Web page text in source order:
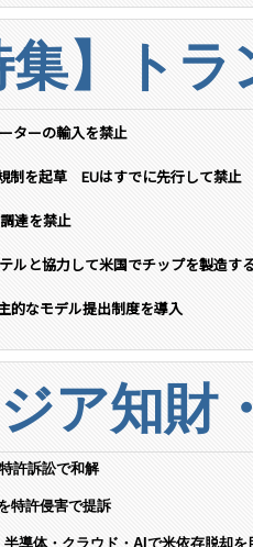
集】ト
ターの輸入を禁止
制を起草 EUはすでに先行して禁止
達を禁止
ルと協力して米国でチップを製造す
的なモデル提出制度を導入
ア知財
許訴訟で和解
特許侵害で提訴
導体・クラウド・AIで米依存脱却を